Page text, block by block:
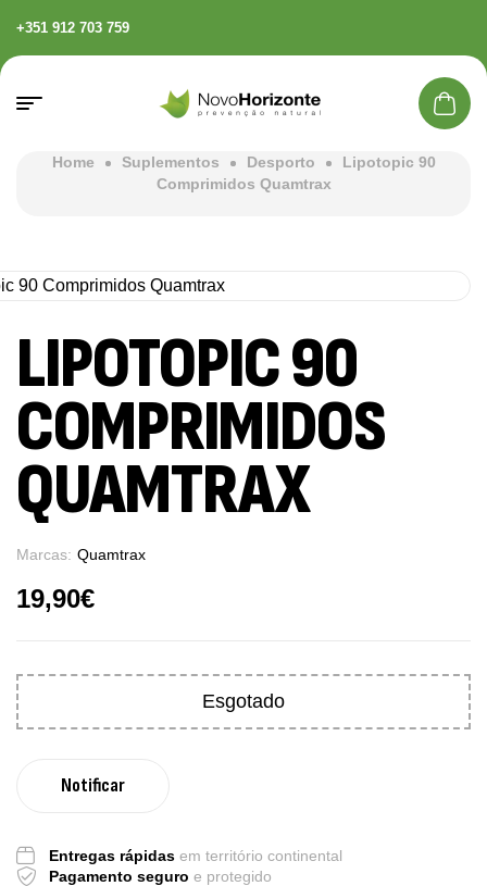
+351 912 703 759
Home Suplementos Desporto
Lipotopic 90
Comprimidos Quamtrax
LIPOTOPIC 90
COMPRIMIDOS
QUAMTRAX
Marcas: Quamtrax
19,90€
Esgotado
Entregas rápidas em território continental
Pagamento seguro e protegido